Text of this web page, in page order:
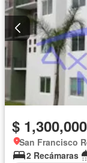
$
San Francisco
2 Recámaras